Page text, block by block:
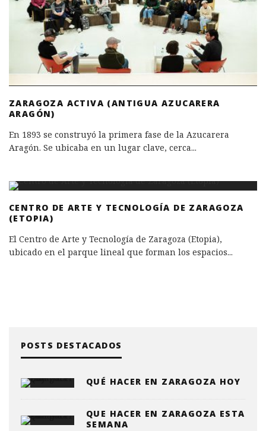
ZARAGOZA ACTIVA (ANTIGUA AZUCARERA
ARAGÓN)
En 1893 se construyó la primera fase de la Azucarera
Aragón. Se ubicaba en un lugar clave, cerca...
CENTRO DE ARTE Y TECNOLOGÍA DE ZARAGOZA
(ETOPIA)
El Centro de Arte y Tecnología de Zaragoza (Etopia),
ubicado en el parque lineal que forman los espacios...
POSTS DESTACADOS
QUÉ HACER EN ZARAGOZA HOY
QUE HACER EN ZARAGOZA ESTA
SEMANA